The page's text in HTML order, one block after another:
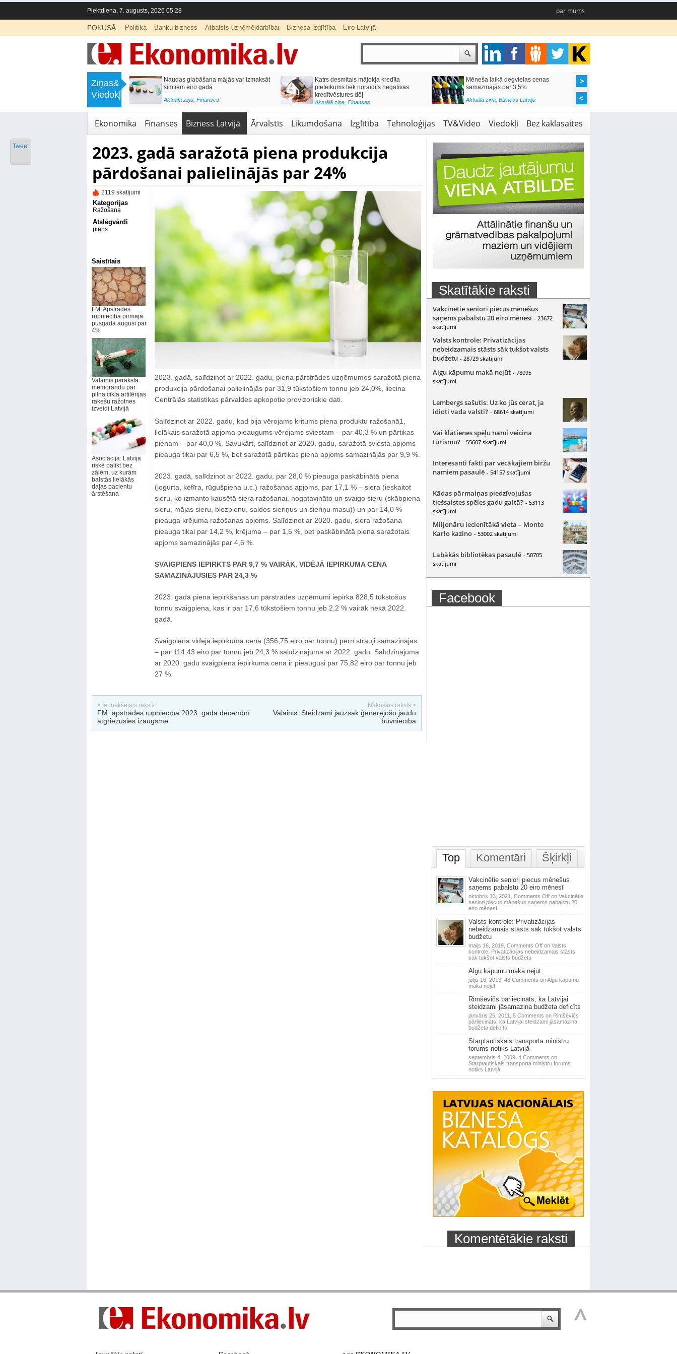
Piektdiena, 7. augusts, 2026 05:28 par mums
FOKUSĀ: Politika Banku bizness Atbalsts uzņēmējdarbībai Biznesa izglītība Eiro Latvijā
Ziņas&
Viedokļi
Septiņos mēnešos Vivi vilcienos
pārvadāti 12 miljoni pasažieru; jūlijā
Naudas glabāšana mājās var izmaksāt
simtiem eiro gadā
Aktuālā ziņa, Finanses
Katrs desmitais mājokļa kredīta
pieteikums tiek noraidīts negatīvas
kredītvēstures dēļ
Aktuālā ziņa, Finanses
Mēneša laikā degvielas cenas
samazinājās par 3,5%
Aktuālā ziņa, Bizness Latvijā
Ekonomika Finanses Bizness Latvijā Ārvalstīs Likumdošana Izglītība Tehnoloģijas TV&Video Viedokļi Bez kaklasaites
2023. gadā saražotā piena produkcija
pārdošanai palielinājās par 24%
2119 skatījumi
Kategorijas
Ražošana
Atslēgvārdi
piens
Saistītais
FM: Apstrādes
rūpniecība pirmajā
pusgadā augusi par
4%
Valainis paraksta
memorandu par
pilna cikla artilērijas
raķešu ražotnes
izveidi Latvijā
Asociācija: Latvija
riskē palikt bez
zālēm, uz kurām
balstās lielākās
daļas pacientu
ārstēšana
2023. gadā, salīdzinot ar 2022. gadu, piena pārstrādes uzņēmumos saražotā piena
produkcija pārdošanai palielinājās par 31,9 tūkstošiem tonnu jeb 24,0%, liecina
Centrālās statistikas pārvaldes apkopotie provizoriskie dati.
Salīdzinot ar 2022. gadu, kad bija vērojams kritums piena produktu ražošanā1,
lielākais saražotā apjoma pieaugums vērojams sviestam – par 40,3 % un pārtikas
pienam – par 40,0 %. Savukārt, salīdzinot ar 2020. gadu, saražotā sviesta apjoms
pieauga tikai par 6,5 %, bet saražotā pārtikas piena apjoms samazinājās par 9,9 %.
2023. gadā, salīdzinot ar 2022. gadu, par 28,0 % pieauga paskābinātā piena
(jogurta, kefīra, rūgušpiena u.c.) ražošanas apjoms, par 17,1 % – siera (ieskaitot
sieru, ko izmanto kausētā siera ražošanai, nogatavināto un svaigo sieru (skābpiena
sieru, mājas sieru, biezpienu, saldos sieriņus un sieriņu masu)) un par 14,0 %
pieauga krējuma ražošanas apjoms. Salīdzinot ar 2020. gadu, siera ražošana
pieauga tikai par 14,2 %, krējuma – par 1,5 %, bet paskābinātā piena saražotais
apjoms samazinājās par 4,6 %.
SVAIGPIENS IEPIRKTS PAR 9,7 % VAIRĀK, VIDĒJĀ IEPIRKUMA CENA
SAMAZINĀJUSIES PAR 24,3 %
2023. gadā piena iepirkšanas un pārstrādes uzņēmumi iepirka 828,5 tūkstošus
tonnu svaigpiena, kas ir par 17,6 tūkstošiem tonnu jeb 2,2 % vairāk nekā 2022.
gadā.
Svaigpiena vidējā iepirkuma cena (356,75 eiro par tonnu) pērn strauji samazinājās
– par 114,43 eiro par tonnu jeb 24,3 % salīdzinājumā ar 2022. gadu. Salīdzinājumā
ar 2020. gadu svaigpiena iepirkuma cena ir pieaugusi par 75,82 eiro par tonnu jeb
27 %.
< Iepriekšējais raksts
FM: apstrādes rūpniecībā 2023. gada decembrī
atgriezusies izaugsme
Nākošais raksts >
Valainis: Steidzami jāuzsāk ģenerējošo jaudu
būvniecība
Skatītākie raksti
Vakcinētie seniori piecus mēnešus
saņems pabalstu 20 eiro mēnesī - 23672
skatījumi
Valsts kontrole: Privatizācijas
nebeidzamais stāsts sāk tukšot valsts
budžetu - 28729 skatījumi
Algu kāpumu makā nejūt - 78095
skatījumi
Lembergs sašutis: Uz ko jūs cerat, ja
idioti vada valsti? - 68614 skatījumi
Vai klātienes spēļu nami veicina
tūrismu? - 55607 skatījumi
Interesanti fakti par vecākajiem biržu
namiem pasaulē - 54157 skatījumi
Kādas pārmaiņas piedzīvojušas
tiešsaistes spēles gadu gaitā? - 53113
skatījumi
Miljonāru iecienītākā vieta – Monte
Karlo kazino - 53002 skatījumi
Labākās bibliotēkas pasaulē - 50705
skatījumi
Facebook
Top Komentāri Šķirkļi
Vakcinētie seniori piecus mēnešus
saņems pabalstu 20 eiro mēnesī
oktobris 13, 2021, Comments Offon Vakcinētie
seniori piecus mēnešus saņems pabalstu 20
eiro mēnesī
Valsts kontrole: Privatizācijas
nebeidzamais stāsts sāk tukšot valsts
budžetu
maijs 16, 2019, Comments Offon Valsts
kontrole: Privatizācijas nebeidzamais stāsts
sāk tukšot valsts budžetu
Algu kāpumu makā nejūt
jūlijs 16, 2013, 48 Comments on Algu kāpumu
makā nejūt
Rimšēvičs pārliecināts, ka Latvijai
steidzami jāsamazina budžeta deficīts
janvāris 25, 2011, 5 Comments on Rimšēvičs
pārliecināts, ka Latvijai steidzami jāsamazina
budžeta deficīts
Starptautiskais transporta ministru
forums notiks Latvijā
septembris 4, 2009, 4 Comments on
Starptautiskais transporta ministru forums
notiks Latvijā
Komentētākie raksti
Tweet